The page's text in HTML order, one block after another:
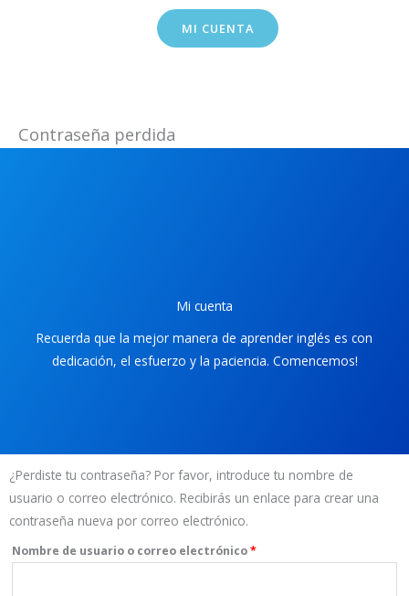
MI CUENTA
Contraseña perdida
Mi cuenta
Recuerda que la mejor manera de aprender inglés es con
dedicación, el esfuerzo y la paciencia. Comencemos!
¿Perdiste tu contraseña? Por favor, introduce tu nombre de
usuario o correo electrónico. Recibirás un enlace para crear una
contraseña nueva por correo electrónico.
Nombre de usuario o correo electrónico*
Obligatorio